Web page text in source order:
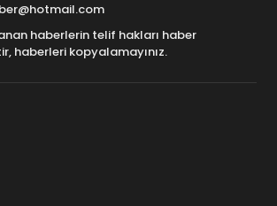
haberlerin telif hakları haber
haberleri kopyalamayınız.